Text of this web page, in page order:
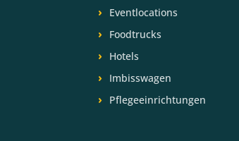
Eventlocations
Foodtrucks
Hotels
Imbisswagen
Pflegeeinrichtungen